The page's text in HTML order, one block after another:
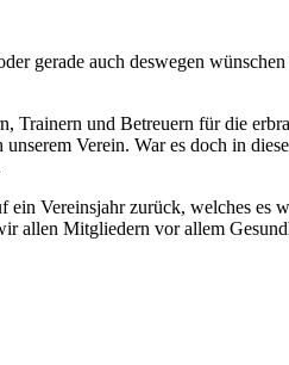
gerade auch deswegen
Trainern und Betreuern für die
Verein. War es doch in
ein Vereinsjahr zurück, welches es
allen Mitgliedern vor allem